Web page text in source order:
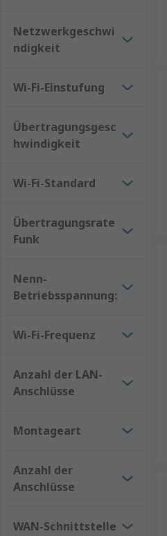
Netzwerkgeschwi
ndigkeit
Wi-Fi-Einstufung
Übertragungsgesc
hwindigkeit
Wi-Fi-Standard
Übertragungsrate
Funk
Nenn-
Betriebsspannung:
Wi-Fi-Frequenz
Anzahl der LAN-
Anschlüsse
Montageart
Anzahl der
Anschlüsse
WAN-Schnittstelle